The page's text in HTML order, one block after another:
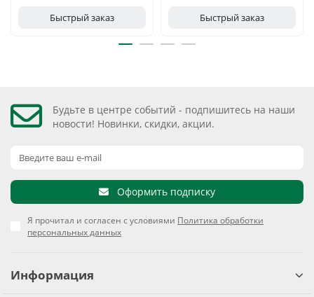
Быстрый заказ Быстрый заказ
Будьте в центре событий - подпишитесь на наши
новости! Новинки, скидки, акции.
Оформить подписку
Я прочитал и согласен с условиями Политика обработки
персональных данных
Информация